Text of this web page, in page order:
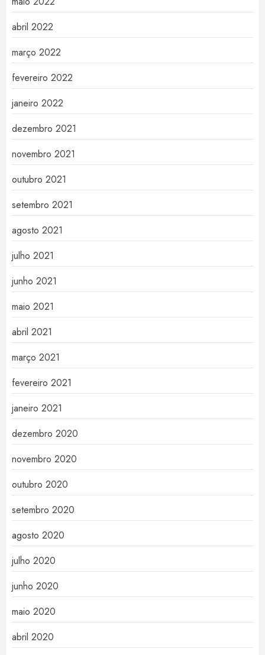
abril 2022
março 2022
fevereiro 2022
janeiro 2022
dezembro 2021
novembro 2021
outubro 2021
setembro 2021
agosto 2021
julho 2021
junho 2021
maio 2021
abril 2021
março 2021
fevereiro 2021
janeiro 2021
dezembro 2020
novembro 2020
outubro 2020
setembro 2020
agosto 2020
julho 2020
junho 2020
maio 2020
abril 2020